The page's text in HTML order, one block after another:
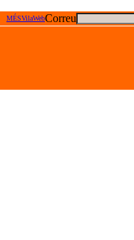
MÉSVilaWebCorreu